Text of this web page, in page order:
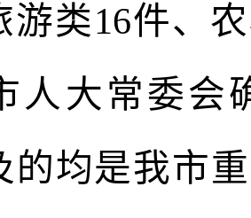
游类16件、
人大常委会
的均是我市